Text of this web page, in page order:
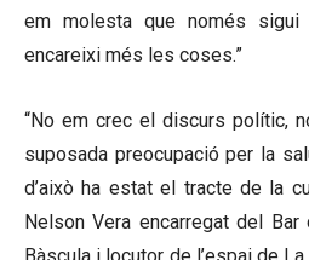
em molesta que només
encareixi més les coses.”
“No em crec el discurs polític,
suposada preocupació per la
d’això ha estat el tracte de la
Nelson Vera encarregat del